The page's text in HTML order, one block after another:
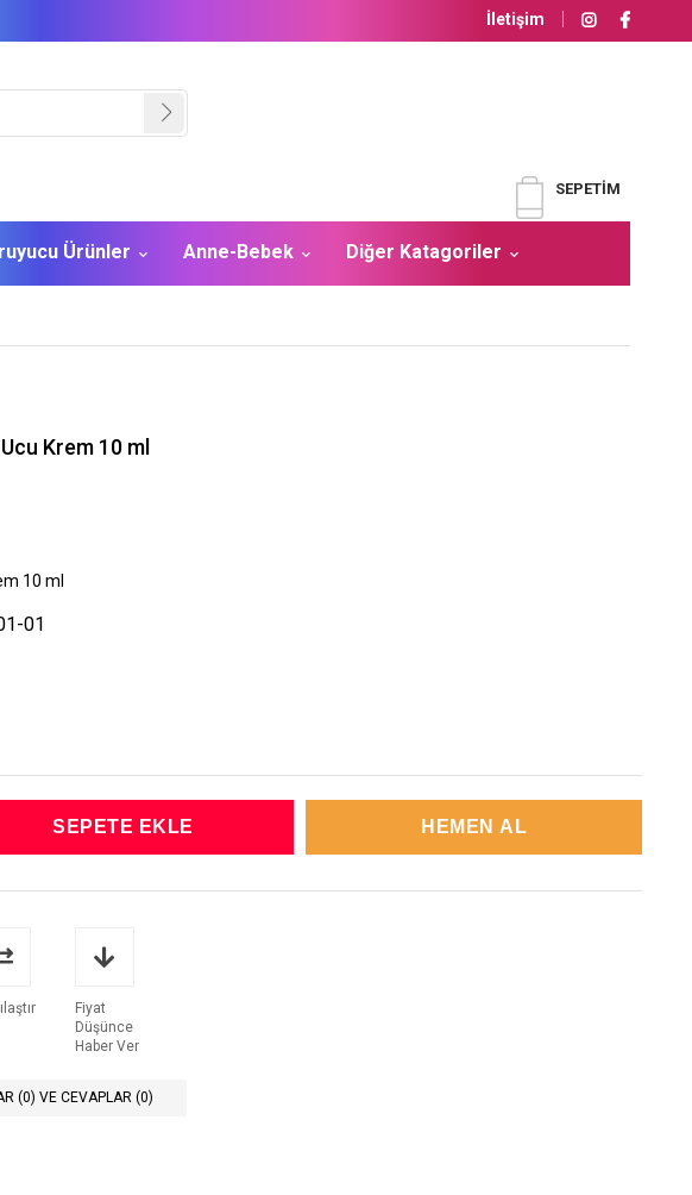
İletişim
SEPETIM
Ürünler Anne-Bebek Diğer Katagoriler
Krem 10 ml
10 ml
01
Fiyat
Düşünce
Haber Ver
(0) VE CEVAPLAR (0)